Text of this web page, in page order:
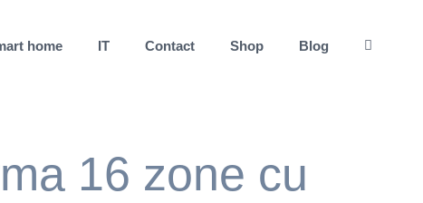
home IT Contact Shop Blog
16 zone cu